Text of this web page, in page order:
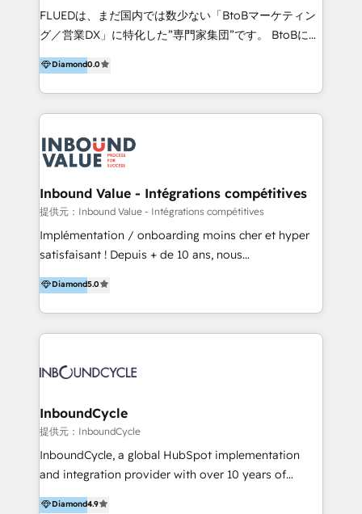
Movable Type（Power CMS）などの各種CMSを活用
し、延べ100社以上のBtoB企業のサイト制作経験をもと
ーコードテーマテンプレートを独自開発。 企業のさま
ざまな課題やニーズに対して「戦略、設計・デザイン、
『最適なハブ』になります。 ーーーーーーーーーーー
ーーーーーーーーーーーーーーーーーーー 【プロジェ
90分程度） -現状課題の抽出、現実的な目標の確認 -要
件整理、必要十分なHubSpot製品の組合せのご提案 -お
見積り提示・ご承認、スケジュール決定、プロジェクト
キックオフ -マーケティング戦略策定（KGI）、ウェブ
戦略・戦術の設計（KPI） -全体導線遷移設計、ビジュ
プレート構築（CMS Hub） -顧客ライフサイクルステ
義・構築（Marketing Hub） -営業パイプラインの定
（Salesforce,SanSan,freeeなどとのデータ連携） -テ
スト公開・ブラウザチェック -本番公開、操作レクチャ
ー・マニュアル作成 -運用支援開始 ーーーーーーーーー
ーーーーーーーーーーーーーーーーーーーーー まずは
ハブワンにお気軽にご相談ください。
FLUEDは、まだ国内では数少ない「BtoBマーケティン
グ／営業DX」に特化した”専門家集団”です。 BtoBに特
化し、WEB制作や広告運用などのオンライン施策か
ら、インサイドセールスや展示会などのオフライン施策
まで支援しています。 「経験豊富な”専門家集団”によ
るプロジェクト参加型の支援」で、戦略・企画などのコ
BPO・実務まで幅広いご支援が可能です。 また、2022
年に国内初のBtoB営業DXに関する書籍『業務効率化か
らはじめるBtoB営業DX BtoB営業もここまでデジタル
化できる! 」を出版いたしました。 HubSpotの導入／
活用支援以外にも、下記のようなサービスを提供してい
ます。 - ABMターゲット定義 / リスト作成 - カスタマ
着 - WEB / LP / BtoB-EC制作 - WEB広告(Google/FB
他)運用 - 記事コンテンツ / 動画制作 - インサイドセー
織構築
Diamond0.0
Inbound Value - Intégrations compétitives
提供元：Inbound Value - Intégrations compétitives
Implémentation / onboarding moins cher et hyper
satisfaisant ! Depuis + de 10 ans, nous
accompagnons des entreprises dans
l’automatisation de leur croissance digitale via
HubSpot avec une approche compétitive. Nous
aidons nos clients à générer plus de RDV en
sommes une agence d’Inbound marketing et sales à
Diamond5.0
InboundCycle
提供元：InboundCycle
InboundCycle, a global HubSpot implementation
and integration provider with over 10 years of
experience, serves businesses in diverse industries.
Diamond4.9